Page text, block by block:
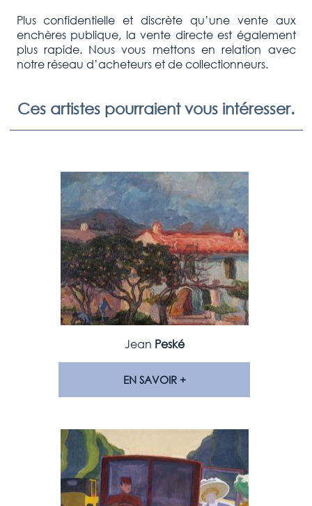
Plus confidentielle et discrète qu’une vente aux
enchères publique, la vente directe est également
plus rapide. Nous vous mettons en relation avec
notre réseau d’acheteurs et de collectionneurs.
Ces artistes pourraient vous intéresser.
Jean Peské
EN SAVOIR +